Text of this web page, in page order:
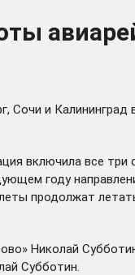
Сочи и Калининград
включила все
году
продолжат
Николай
Субботин.